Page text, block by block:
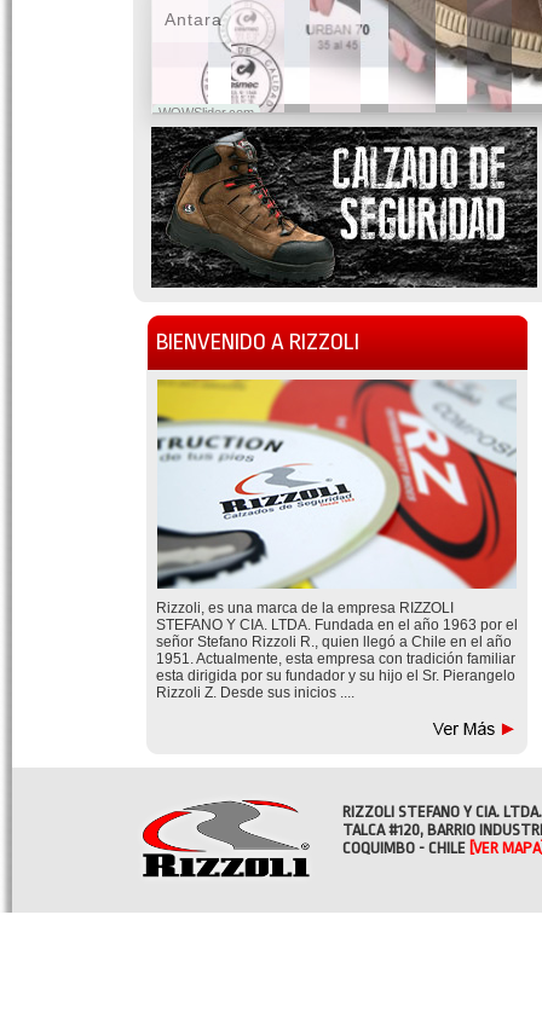
WOWSlider.com
Antara
BIENVENIDO A RIZZOLI
Rizzoli, es una marca de la empresa RIZZOLI
STEFANO Y CIA. LTDA. Fundada en el año 1963 por el
señor Stefano Rizzoli R., quien llegó a Chile en el año
1951. Actualmente, esta empresa con tradición familiar
esta dirigida por su fundador y su hijo el Sr. Pierangelo
Rizzoli Z. Desde sus inicios ....
RIZZOLI STEFANO Y CIA. LTDA.
TALCA #120, BARRIO
COQUIMBO - CHILE [VER